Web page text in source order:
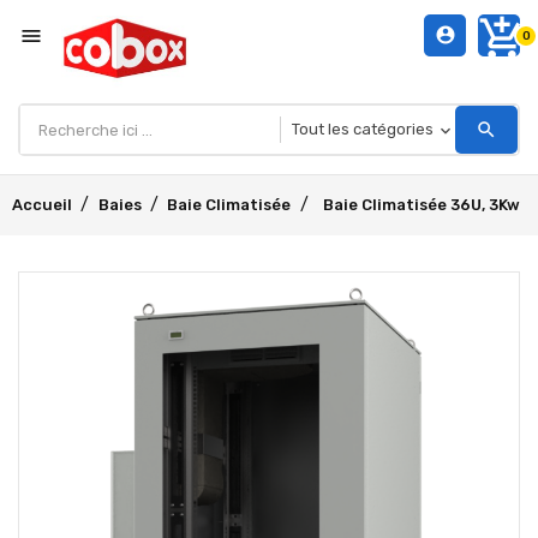
menu add_shopping_cart0
account_circle
search
Accueil Baies Baie Climatisée Baie Climatisée 36U, 3Kw